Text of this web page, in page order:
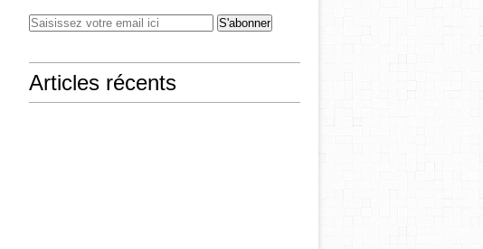
Articles récents